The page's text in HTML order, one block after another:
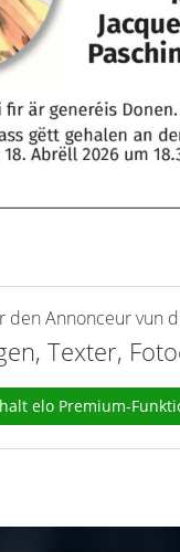
den Annonceur vun
Texter,
elo Premium-